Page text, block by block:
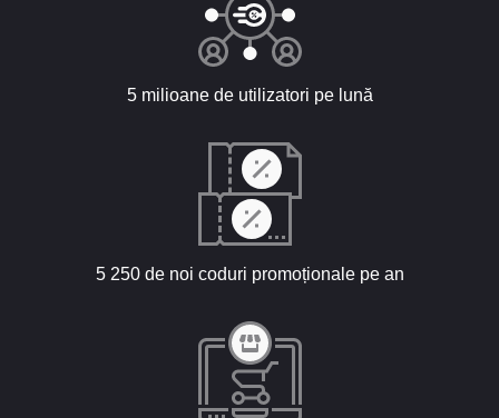
5 milioane de utilizatori pe lună
5 250 de noi coduri promoționale pe an